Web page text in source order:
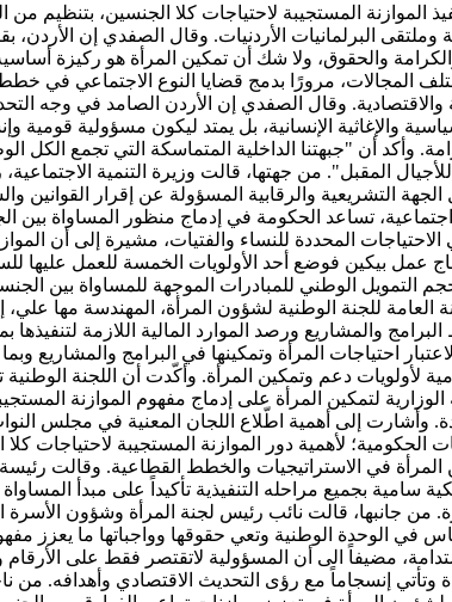
المستجيبة لاحتياجات كلا الجنسين، بتنظيم من
وملتقى البرلمانيات الأردنيات. وقال الصفدي إن الأردن،
والحقوق، ولا شك أن تمكين المرأة هو ركيزة
المجالات، مرورًا بدمج قضايا النوع الاجتماعي في خطط
وقال الصفدي إن الأردن الصامد في وجه
الإنسانية، بل يمتد ليكون مسؤولية قومية
وأكد أن "جبهتنا الداخلية المتماسكة التي تجمع
المقبل". من جهتها، قالت وزيرة التنمية الاجتماعية،
التشريعية والرقابية المسؤولة عن إقرار القوانين
تساعد الحكومة في إدماج منظور المساواة بين
المحددة للنساء والفتيات، مشيرة إلى أن
إلى أن الأردن قدم تقريراً شاملاً بعد مرور 30 عاماً على إعلان منهاج عمل بيكين فوضع أحد
الوطني للمبادرات الموجهة للمساواة بين
للجنة الوطنية لشؤون المرأة، المهندسة مها علي،
والمشاريع ورصد الموارد المالية اللازمة
احتياجات المرأة وتمكينها في البرامج والمشاريع
دعم وتمكين المرأة. وأكّدت أن اللجنة الوطنية
لتمكين المرأة على إدماج مفهوم الموازنة
في القطاع الحكومي، إذ بدأ التطبيق التجريبي في 4 وزارات ببرامج محددة. وأشارت إلى أهمية
لأهمية دور الموازنة المستجيبة لاحتياجات كلا
في الاستراتيجيات والخطط القطاعية. وقالت رئيسة
سامية بجميع مراحله التنفيذية تأكيداً على مبدأ
جانبها، قالت نائب رئيس لجنة المرأة وشؤون الأسرة
في الوحدة الوطنية وتعي حقوقها وواجباتها ما يعزز
مضيفاً الى أن المسؤولية لاتقتصر فقط على الأرقام
وتأتي إنسجاماً مع رؤى التحديث الاقتصادي وأهدافه. من